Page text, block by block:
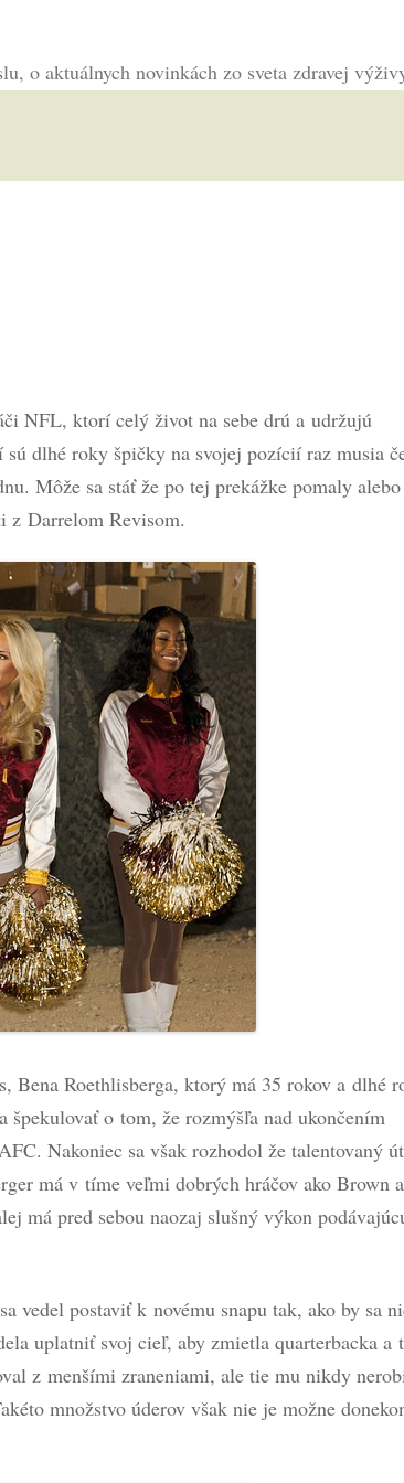
o aktuálnych novinkách zo sveta zdravej
NFL, ktorí celý život na sebe drú a udržujú
dlhé roky špičky na svojej pozícií raz musia
Môže sa stáť že po tej prekážke pomaly
z Darrelom Revisom.
Bena Roethlisberga, ktorý má 35 rokov a dlhé
o tom, že rozmýšľa nad ukončením
Nakoniec sa však rozhodol že talentovaný
má v tíme veľmi dobrých hráčov ako Brown
má pred sebou naozaj slušný výkon
vedel postaviť k novému snapu tak, ako by sa
uplatniť svoj cieľ, aby zmietla quarterbacka a
z menšími zraneniami, ale tie mu nikdy
množstvo úderov však nie je možne